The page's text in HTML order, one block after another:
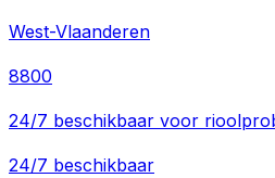
West-Vlaanderen
8800
24/7 beschikbaar voor
24/7 beschikbaar